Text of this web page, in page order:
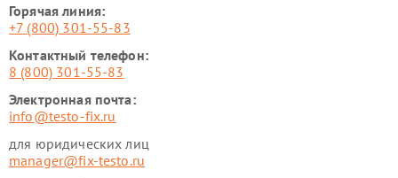
Горячая линия:
+7 (800) 301-55-83
Контактный телефон:
8 (800) 301-55-83
Электронная почта:
info@testo-fix.ru
для юридических лиц
manager@fix-testo.ru